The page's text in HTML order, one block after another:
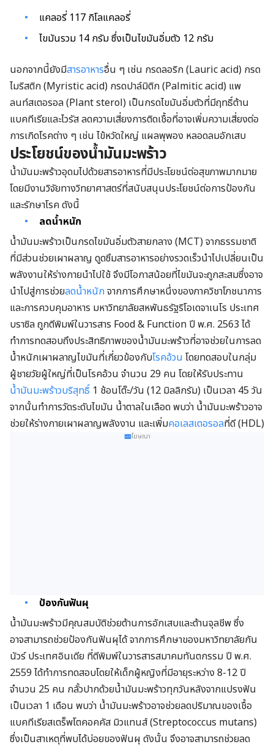
แคลอรี่ 117 กิโลแคลอรี่
ไขมันรวม 14 กรัม ซึ่งเป็นไขมันอิ่มตัว 12 กรัม
นอกจากนี้ยังมีสารอาหารอื่น ๆ เช่น กรดลอริก (Lauric acid) กรด
ไมริสติก(Myristic acid) กรดปาล์มิติก (Palmitic acid) แพ
ลนท์สเตอรอล (Plant sterol) เป็นกรดไขมันอิ่มตัวที่มีฤทธิ์ต้าน
แบคทีเรียและไวรัส ลดความเสี่ยงการติดเชื้อที่อาจเพิ่มความเสี่ยงต่อ
การเกิดโรคต่าง ๆ เช่น ไข้หวัดใหญ่ แผลพุพอง หลอดลมอักเสบ
ประโยชน์ของน้ำมันมะพร้าว
น้ำมันมะพร้าวอุดมไปด้วยสารอาหารที่มีประโยชน์ต่อสุขภาพมากมาย
โดยมีงานวิจัยทางวิทยาศาสตร์ที่สนับสนุนประโยชน์ต่อการป้องกัน
และรักษาโรค ดังนี้
ลดน้ำหนัก
น้ำมันมะพร้าวเป็นกรดไขมันอิ่มตัวสายกลาง (MCT) จากธรรมชาติ
ที่มีส่วนช่วยเผาผลาญ ดูดซึมสารอาหารอย่างรวดเร็วนำไปเปลี่ยนเป็น
พลังงานให้ร่างกายนำไปใช้ จึงมีโอกาสน้อยที่ไขมันจะถูกสะสมซึ่งอาจ
นำไปสู่การช่วยลดน้ำหนัก จากการศึกษาหนึ่งของภาควิชาโภชนาการ
และการควบคุมอาหาร มหาวิทยาลัยสหพันธรัฐริโอเดจาเนโร ประเทศ
บราซิล ถูกตีพิมพ์ในวารสาร Food & Function ปี พ.ศ. 2563 ได้
ทำการทดสอบถึงประสิทธิภาพของน้ำมันมะพร้าวที่อาจช่วยในการลด
น้ำหนักเผาผลาญไขมันที่เกี่ยวข้องกับโรคอ้วน โดยทดสอบในกลุ่ม
ผู้ชายวัยผู้ใหญ่ที่เป็นโรคอ้วน จำนวน 29 คน โดยให้รับประทาน
น้ำมันมะพร้าวบริสุทธิ์ 1 ช้อนโต๊ะ/วัน (12 มิลลิกรัม) เป็นเวลา 45 วัน
จากนั้นทำการวัดระดับไขมัน น้ำตาลในเลือด พบว่า น้ำมันมะพร้าวอาจ
ช่วยให้ร่างกายเผาผลาญพลังงาน และเพิ่มคอเลสเตอรอลที่ดี (HDL)
โฆษณา
ป้องกันฟันผุ
น้ำมันมะพร้าวมีคุณสมบัติช่วยต้านการอักเสบและต้านจุลชีพ ซึ่ง
อาจสามารถช่วยป้องกันฟันผุได้ จากการศึกษาของมหาวิทยาลัยกัน
นัวร์ ประเทศอินเดีย ที่ตีพิมพ์ในวารสารสมาคมทันตกรรม ปี พ.ศ.
2559 ได้ทำการทดสอบโดยให้เด็กผู้หญิงที่มีอายุระหว่าง 8-12 ปี
จำนวน 25 คน กลั้วปากด้วยน้ำมันมะพร้าวทุกวันหลังจากแปรงฟัน
เป็นเวลา 1 เดือน พบว่า น้ำมันมะพร้าวอาจช่วยลดปริมาณของเชื้อ
แบคทีเรียสเตร็พโตคอคคัส มิวแทนส์ (Streptococcus mutans)
ซึ่งเป็นสาเหตุที่พบได้บ่อยของฟันผุ ดังนั้น จึงอาจสามารถช่วยลด